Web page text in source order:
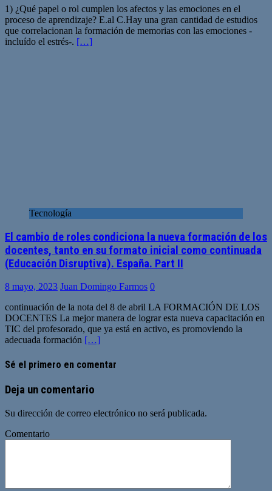
1) ¿Qué papel o rol cumplen los afectos y las emociones en el
proceso de aprendizaje? E.al C.Hay una gran cantidad de estudios
que correlacionan la formación de memorias con las emociones -
incluído el estrés-. […]
Tecnología
El cambio de roles condiciona la nueva formación de los
docentes, tanto en su formato inicial como continuada
(Educación Disruptiva). España. Part II
8 mayo, 2023 Juan Domingo Farmos 0
continuación de la nota del 8 de abril LA FORMACIÓN DE LOS
DOCENTES La mejor manera de lograr esta nueva capacitación en
TIC del profesorado, que ya está en activo, es promoviendo la
adecuada formación […]
Sé el primero en comentar
Deja un comentario
Su dirección de correo electrónico no será publicada.
Comentario